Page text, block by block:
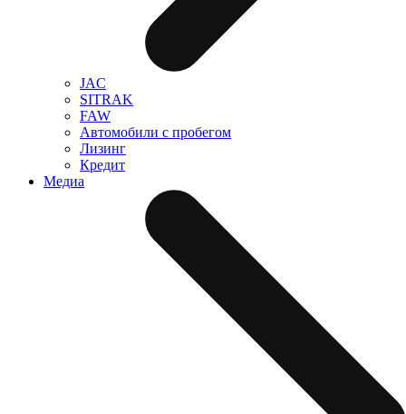
JAC
SITRAK
FAW
Автомобили с пробегом
Лизинг
Кредит
Медиа